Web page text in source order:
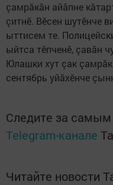
çамрăкăн айăпне
çитнӗ. Вӗсен шутӗнче
ыттисем те.
ыйтса тӗпченӗ, çавăн
Юлашки хут çак
сентябрь уйăхӗнче
Следите за
Telegram-канале
Читайте новости